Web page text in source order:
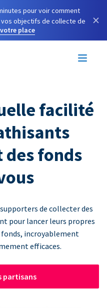
pour voir comment
objectifs de collecte de
place
×
facilité
fonds
de collecter des
pour lancer leurs propres
incroyablement
efficaces.
partisans